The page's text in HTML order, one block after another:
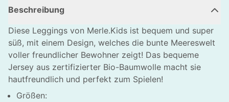
Beschreibung
Diese Leggings von Merle.Kids ist bequem und super
süß, mit einem Design, welches die bunte Meereswelt
voller freundlicher Bewohner zeigt! Das bequeme
Jersey aus zertifizierter Bio-Baumwolle macht sie
hautfreundlich und perfekt zum Spielen!
Größen: